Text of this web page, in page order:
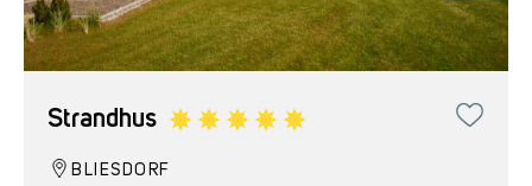
Strandhus
BLIESDORF